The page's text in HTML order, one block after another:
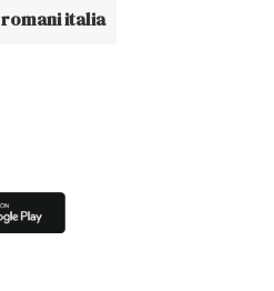
romani italia